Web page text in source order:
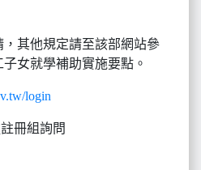
其他規定請至該部網站參
女就學補助實施要點。
login
冊組詢問